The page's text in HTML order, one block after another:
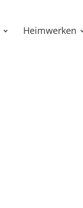
Heimwerken